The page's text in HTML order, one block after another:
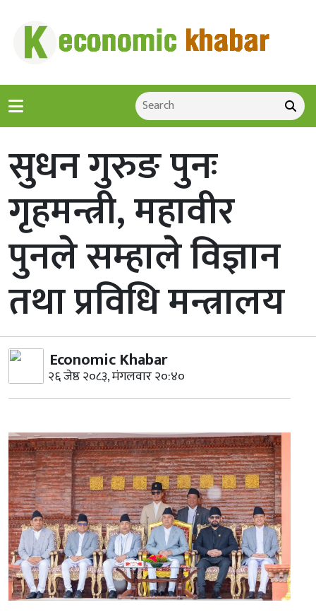
सुधन गुरुङ पुनः
गृहमन्त्री, महावीर
पुनले सम्हाले विज्ञान
तथा प्रविधि मन्त्रालय
Economic Khabar
२६ जेष्ठ २०८३, मंगलवार २०:४०